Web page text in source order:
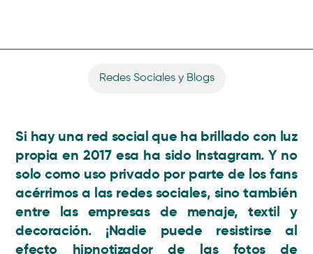
Redes Sociales y Blogs
Si hay una red social que ha brillado con luz
propia en 2017 esa ha sido Instagram. Y no
solo como uso privado por parte de los fans
acérrimos a las redes sociales, sino también
entre las empresas de menaje, textil y
decoración. ¡Nadie puede resistirse al
efecto hipnotizador de las fotos de